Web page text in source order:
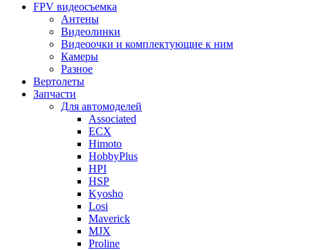
FPV видеосъемка
Антены
Видеолинки
Видеоочки и комплектующие к ним
Камеры
Разное
Вертолеты
Запчасти
Для автомоделей
Associated
ECX
Himoto
HobbyPlus
HPI
HSP
Kyosho
Losi
Maverick
MJX
Proline